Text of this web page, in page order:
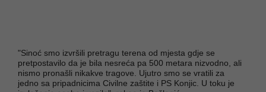
"Sinoć smo izvršili pretragu terena od mjesta gdje se
pretpostavilo da je bila nesreća pa 500 metara nizvodno, ali
nismo pronašli nikakve tragove. Ujutro smo se vratili za
jedno sa pripadnicima Civilne zaštite i PS Konjic. U toku je